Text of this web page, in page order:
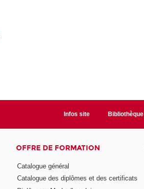
Infos site Bibliothèque
OFFRE DE FORMATION
Catalogue général
Catalogue des diplômes et des certificats